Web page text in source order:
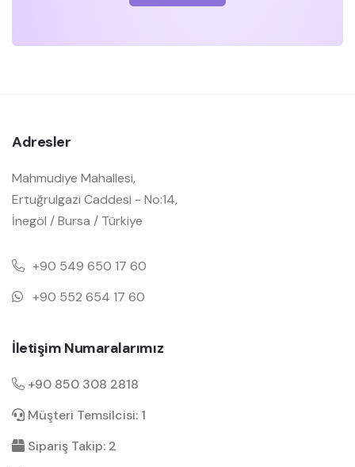
Adresler
Mahmudiye Mahallesi,
Ertuğrulgazi Caddesi - No:14,
İnegöl / Bursa / Türkiye
+90 549 650 17 60
+90 552 654 17 60
İletişim Numaralarımız
+90 850 308 2818
Müşteri Temsilcisi: 1
Sipariş Takip: 2